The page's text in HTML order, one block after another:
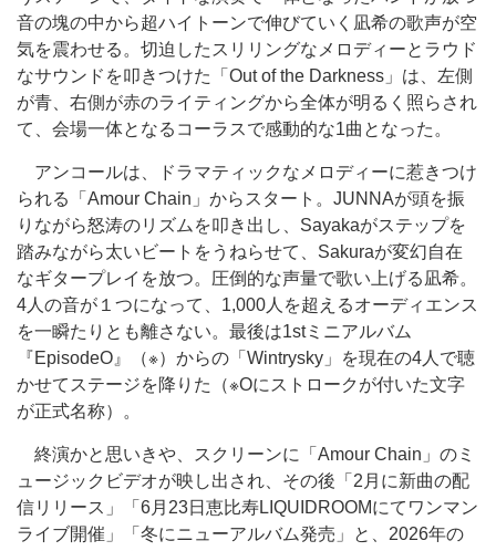
音の塊の中から超ハイトーンで伸びていく凪希の歌声が空
気を震わせる。切迫したスリリングなメロディーとラウド
なサウンドを叩きつけた「Out of the Darkness」は、左側
が青、右側が赤のライティングから全体が明るく照らされ
て、会場一体となるコーラスで感動的な1曲となった。
アンコールは、ドラマティックなメロディーに惹きつけ
られる「Amour Chain」からスタート。JUNNAが頭を振
りながら怒涛のリズムを叩き出し、Sayakaがステップを
踏みながら太いビートをうねらせて、Sakuraが変幻自在
なギタープレイを放つ。圧倒的な声量で歌い上げる凪希。
4人の音が１つになって、1,000人を超えるオーディエンス
を一瞬たりとも離さない。最後は1stミニアルバム
『EpisodeO』（※）からの「Wintrysky」を現在の4人で聴
かせてステージを降りた（※Oにストロークが付いた文字
が正式名称）。
終演かと思いきや、スクリーンに「Amour Chain」のミ
ュージックビデオが映し出され、その後「2月に新曲の配
信リリース」「6月23日恵比寿LIQUIDROOMにてワンマン
ライブ開催」「冬にニューアルバム発売」と、2026年の